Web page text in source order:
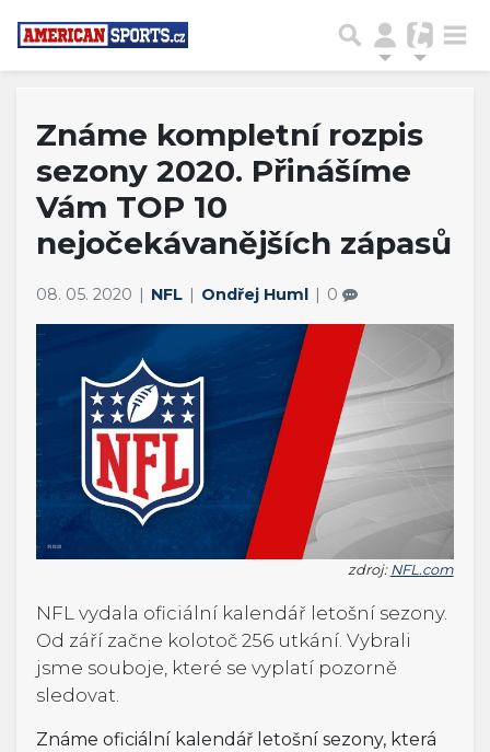
Známe kompletní rozpis
sezony 2020. Přinášíme
Vám TOP 10
nejočekávanějších zápasů
08. 05. 2020 NFL Ondřej Huml 0
zdroj: NFL.com
NFL vydala oficiální kalendář letošní sezony.
Od září začne kolotoč 256 utkání. Vybrali
jsme souboje, které se vyplatí pozorně
sledovat.
Známe oficiální kalendář letošní sezony, která